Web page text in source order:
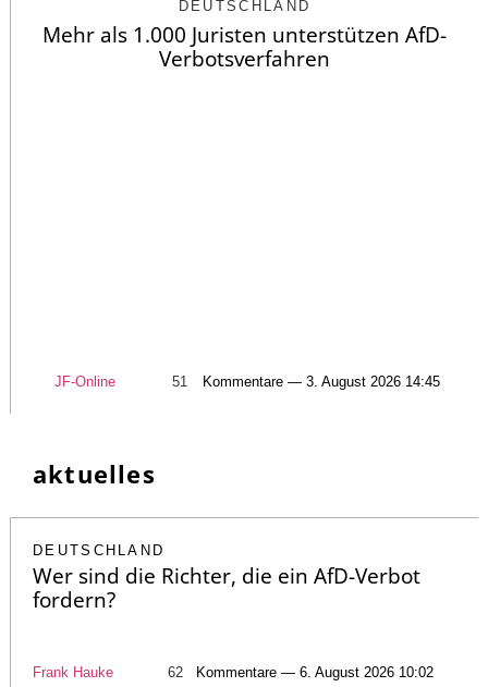
DEUTSCHLAND
Mehr als 1.000 Juristen unterstützen AfD-
Verbotsverfahren
JF-Online 51 Kommentare — 3. August 2026 14:45
aktuelles
DEUTSCHLAND
Wer sind die Richter, die ein AfD-Verbot
fordern?
Frank Hauke 62 Kommentare — 6. August 2026 10:02